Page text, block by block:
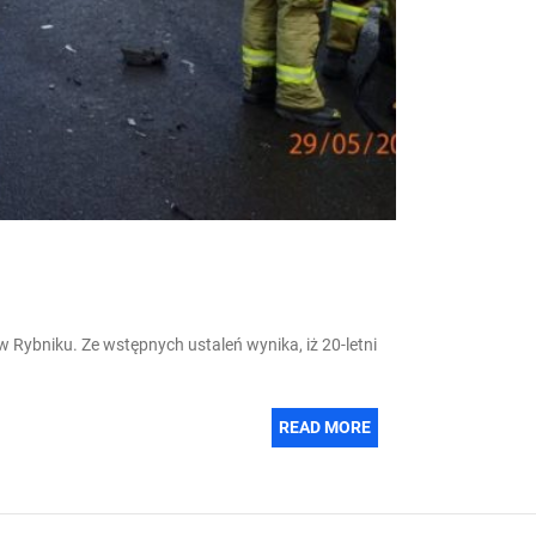
Rybniku. Ze wstępnych ustaleń wynika, iż 20-letni
READ MORE